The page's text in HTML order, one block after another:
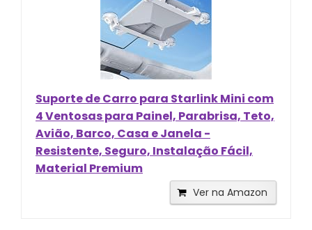
Suporte de Carro para Starlink Mini com
4 Ventosas para Painel, Parabrisa, Teto,
Avião, Barco, Casa e Janela -
Resistente, Seguro, Instalação Fácil,
Material Premium
Ver na Amazon